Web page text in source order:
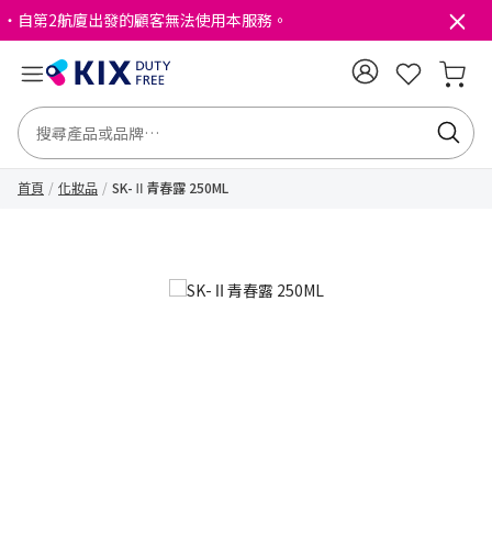
・自第2航廈出發的顧客無法使用本服務。
首頁 化妝品 SK-Ⅱ青春露 250ML